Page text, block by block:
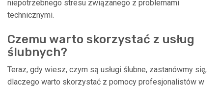
niepotrzebnego stresu związanego z problemami
technicznymi.
Czemu warto skorzystać z usług
ślubnych?
Teraz, gdy wiesz, czym są usługi ślubne, zastanówmy się,
dlaczego warto skorzystać z pomocy profesjonalistów w